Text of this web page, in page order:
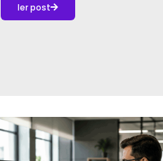
ler post